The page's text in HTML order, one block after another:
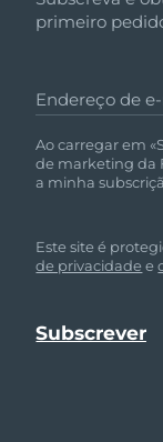
primeiro
Endereço de
Ao carregar em
de marketing da
a minha
Este site é
de privacidade e